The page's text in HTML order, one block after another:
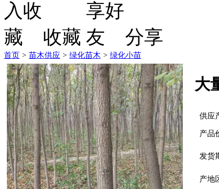
收藏 分享
首页 > 苗木供应 > 绿化苗木 > 绿化小苗
大
供应
产品
发货
产地